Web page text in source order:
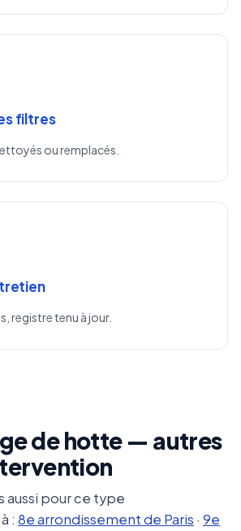
filtres
ou remplacés.
registre tenu à jour.
de hotte — autres
aussi pour ce type
: 8e arrondissement de Paris · 9e